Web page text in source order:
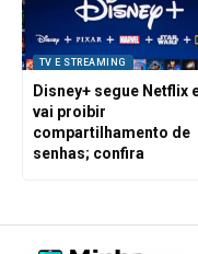
TV E STREAMING
Disney+ segue Netflix
vai proibir
compartilhamento de
senhas; confira